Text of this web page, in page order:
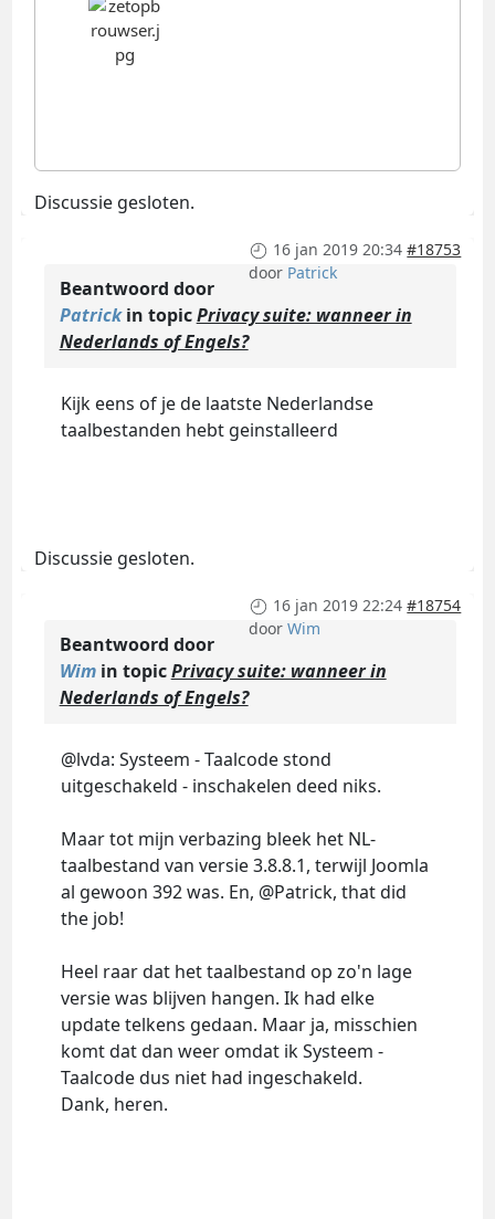
Discussie gesloten.
16 jan 2019 20:34 #18753
door Patrick
Beantwoord door
Patrickin topicPrivacy suite: wanneer in
Nederlands of Engels?
Kijk eens of je de laatste Nederlandse
taalbestanden hebt geinstalleerd
Discussie gesloten.
16 jan 2019 22:24 #18754
doorWim
Beantwoord door
Wimin topicPrivacy suite: wanneer in
Nederlands of Engels?
@lvda: Systeem - Taalcode stond
uitgeschakeld - inschakelen deed niks.
Maar tot mijn verbazing bleek het NL-
taalbestand van versie 3.8.8.1, terwijl Joomla
al gewoon 392 was. En, @Patrick, that did
the job!
Heel raar dat het taalbestand op zo'n lage
versie was blijven hangen. Ik had elke
update telkens gedaan. Maar ja, misschien
komt dat dan weer omdat ik Systeem -
Taalcode dus niet had ingeschakeld.
Dank, heren.